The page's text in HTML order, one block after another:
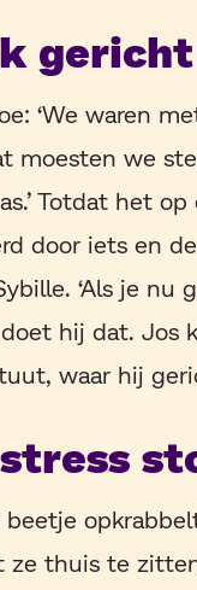
‘We waren
moesten we
Totdat het
door iets en
‘Als je nu
hij dat. Jos
waar hij
beetje
ze thuis te